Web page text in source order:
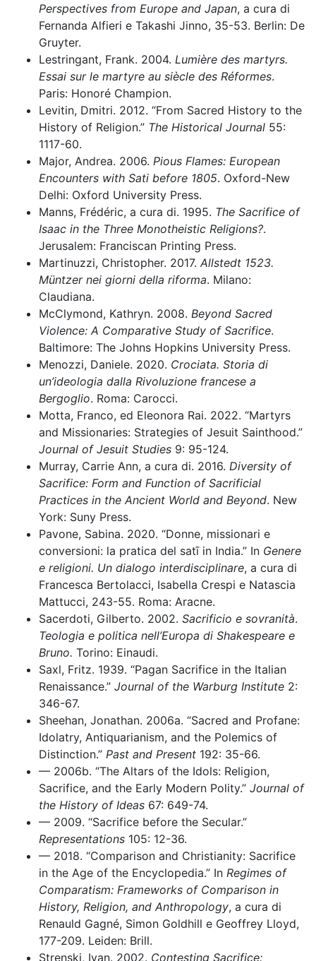
Perspectives from Europe and Japan, a cura di
Fernanda Alfieri e Takashi Jinno, 35-53. Berlin: De
Gruyter.
Lestringant, Frank. 2004. Lumière des martyrs.
Essai sur le martyre au siècle des Réformes.
Paris: Honoré Champion.
Levitin, Dmitri. 2012. “From Sacred History to the
History of Religion.” The Historical Journal 55:
1117-60.
Major, Andrea. 2006. Pious Flames: European
Encounters with Sati before 1805. Oxford-New
Delhi: Oxford University Press.
Manns, Frédéric, a cura di. 1995. The Sacrifice of
Isaac in the Three Monotheistic Religions?.
Jerusalem: Franciscan Printing Press.
Martinuzzi, Christopher. 2017. Allstedt 1523.
Müntzer nei giorni della riforma. Milano:
Claudiana.
McClymond, Kathryn. 2008. Beyond Sacred
Violence: A Comparative Study of Sacrifice.
Baltimore: The Johns Hopkins University Press.
Menozzi, Daniele. 2020. Crociata. Storia di
un’ideologia dalla Rivoluzione francese a
Bergoglio. Roma: Carocci.
Motta, Franco, ed Eleonora Rai. 2022. “Martyrs
and Missionaries: Strategies of Jesuit Sainthood.”
Journal of Jesuit Studies 9: 95-124.
Murray, Carrie Ann, a cura di. 2016. Diversity of
Sacrifice: Form and Function of Sacrificial
Practices in the Ancient World and Beyond. New
York: Suny Press.
Pavone, Sabina. 2020. “Donne, missionari e
conversioni: la pratica del satī in India.” In Genere
e religioni. Un dialogo interdisciplinare, a cura di
Francesca Bertolacci, Isabella Crespi e Natascia
Mattucci, 243-55. Roma: Aracne.
Sacerdoti, Gilberto. 2002. Sacrificio e sovranità.
Teologia e politica nell’Europa di Shakespeare e
Bruno. Torino: Einaudi.
Saxl, Fritz. 1939. “Pagan Sacrifice in the Italian
Renaissance.” Journal of the Warburg Institute 2:
346-67.
Sheehan, Jonathan. 2006a. “Sacred and Profane:
Idolatry, Antiquarianism, and the Polemics of
Distinction.” Past and Present 192: 35-66.
–– 2006b. “The Altars of the Idols: Religion,
Sacrifice, and the Early Modern Polity.” Journal of
the History of Ideas 67: 649-74.
–– 2009. “Sacrifice before the Secular.”
Representations 105: 12-36.
–– 2018. “Comparison and Christianity: Sacrifice
in the Age of the Encyclopedia.” In Regimes of
Comparatism: Frameworks of Comparison in
History, Religion, and Anthropology, a cura di
Renauld Gagné, Simon Goldhill e Geoffrey Lloyd,
177-209. Leiden: Brill.
Strenski, Ivan. 2002. Contesting Sacrifice: